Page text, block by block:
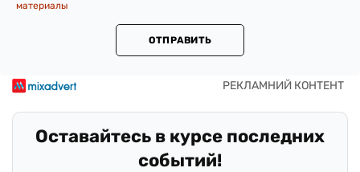
материалы
ОТПРАВИТЬ
Оставайтесь в курсе последних
событий!